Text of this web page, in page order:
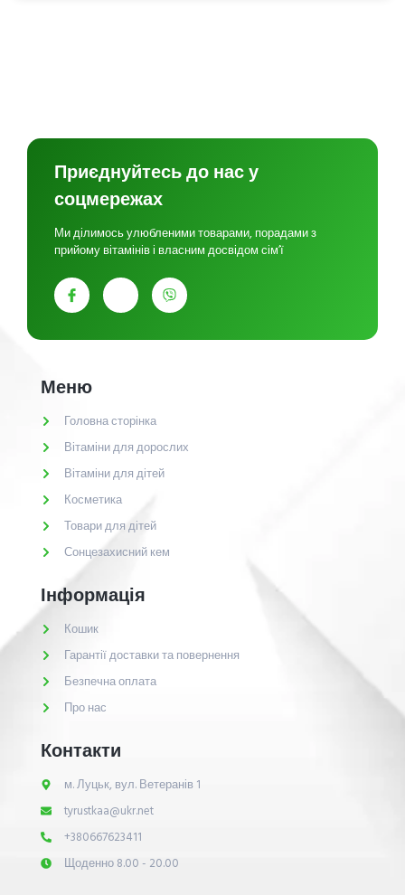
Приєднуйтесь до нас у
соцмережах
Ми ділимось улюбленими товарами, порадами з
прийому вітамінів і власним досвідом сім’ї
Меню
Головна сторінка
Вітаміни для дорослих
Вітаміни для дітей
Косметика
Товари для дітей
Сонцезахисний кем
Інформація
Кошик
Гарантії доставки та повернення
Безпечна оплата
Про нас
Контакти
м. Луцьк, вул. Ветеранів 1
tyrustkaa@ukr.net
+380667623411
Щоденно 8.00 - 20.00